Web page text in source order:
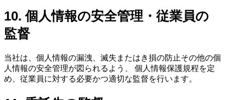
10. 個人情報の安全管理・従業員の
監督
当社は、個人情報の漏洩、滅失またはき損の防止その他の個
人情報の安全管理が図られるよう、 個人情報保護規程を定
め、従業員に対する必要かつ適切な監督を行います。